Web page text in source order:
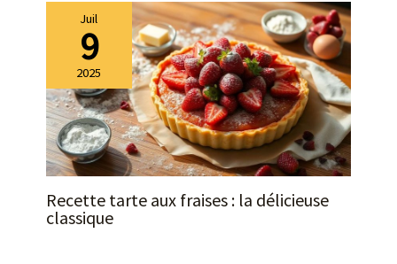
Juil
9
2025
Recette tarte aux fraises : la délicieuse
classique